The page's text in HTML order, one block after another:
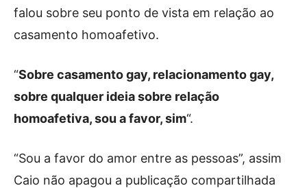
falou sobre seu ponto de vista em relação ao
casamento homoafetivo.
“Sobre casamento gay, relacionamento gay,
sobre qualquer ideia sobre relação
homoafetiva, sou a favor, sim“.
“Sou a favor do amor entre as pessoas”, assim
Caio não apagou a publicação compartilhada